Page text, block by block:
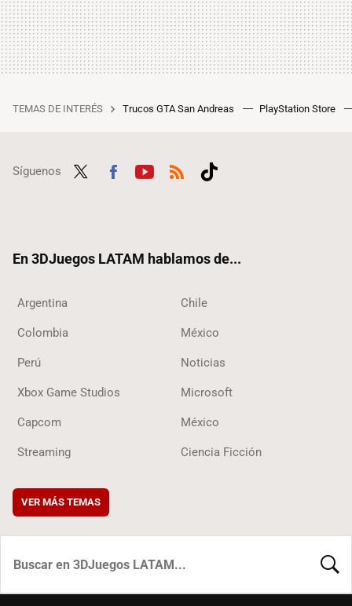
TEMAS DE INTERÉS Trucos GTA San Andreas PlayStation Store
Síguenos
En 3DJuegos LATAM hablamos de...
Argentina Chile
Colombia México
Perú Noticias
Xbox Game Studios Microsoft
Capcom México
Streaming Ciencia Ficción
VER MÁS TEMAS